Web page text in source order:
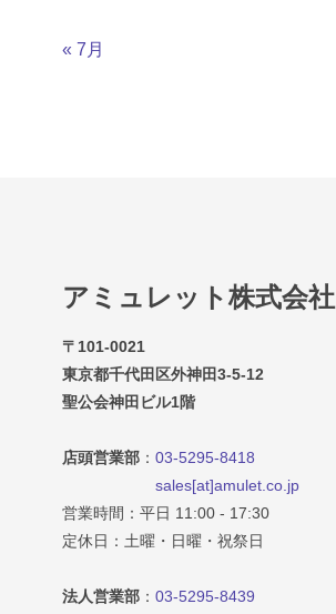
« 7月
アミュレット株式会社
〒101-0021
東京都千代田区外神田3-5-12
聖公会神田ビル1階
店頭営業部 ： 03-5295-8418
sales[at]amulet.co.jp
営業時間：平日 11:00 - 17:30
定休日：土曜・日曜・祝祭日
法人営業部 ： 03-5295-8439